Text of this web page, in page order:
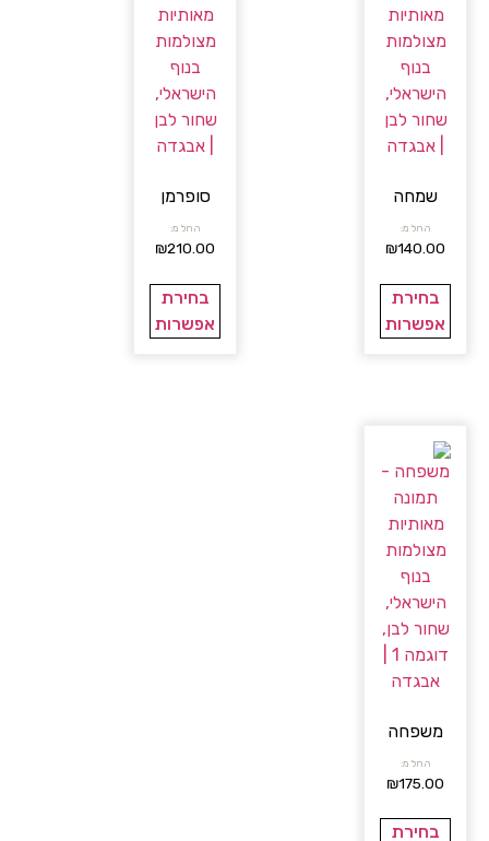
שמחה
החל מ:
₪140.00
בחירת
אפשרות
סופרמן
החל מ:
₪210.00
בחירת
אפשרות
משפחה
החל מ:
₪175.00
בחירת